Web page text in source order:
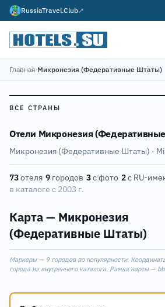
RussiaTravel.Club↗
Главная›Микронезия (Федеративные Штаты)
ВСЕ СТРАНЫ
Отели Микронезия
Микронезия (Федеративные Штаты) ·
73отеля·9 городов·3с фото·2с RU-
в каталоге с 2003 г.
Карта — Микронезия
(Федеративные Штаты)
+
Маркеры — 9 городов по популярности.
города из внутреннего каталога. Рамка карты —